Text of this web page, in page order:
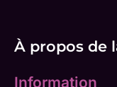
À propos de
Information